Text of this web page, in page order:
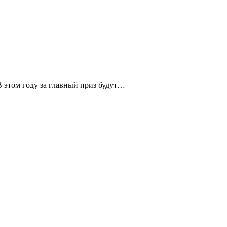
году за главный приз будут…